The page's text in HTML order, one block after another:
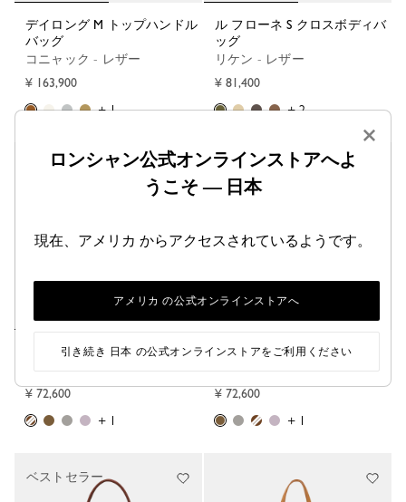
デイロング M トップハンドル
バッグ
コニャック - レザー
¥ 163,900
+ 1
ル フローネ S クロスボディバ
ッグ
リケン - レザー
¥ 81,400
+ 2
エピュレ XS トートバッグ
¥ 72,600
+ 1
ベストセラー
エピュレ XS トートバッグ
¥ 72,600
+ 1
ベストセラー
×
ロンシャン公式オンラインストアへよ
うこそ — 日本
現在、アメリカ からアクセスされているようです。
アメリカ の公式オンラインストアへ
引き続き 日本 の公式オンラインストアをご利用ください